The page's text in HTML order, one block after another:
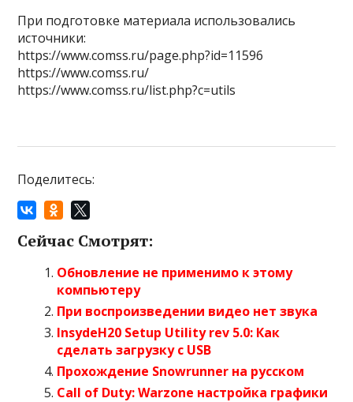
При подготовке материала использовались
источники:
https://www.comss.ru/page.php?id=11596
https://www.comss.ru/
https://www.comss.ru/list.php?c=utils
Поделитесь:
Сейчас Смотрят:
Обновление не применимо к этому
компьютеру
При воспроизведении видео нет звука
InsydeH20 Setup Utility rev 5.0: Как
сделать загрузку с USB
Прохождение Snowrunner на русском
Call of Duty: Warzone настройка графики